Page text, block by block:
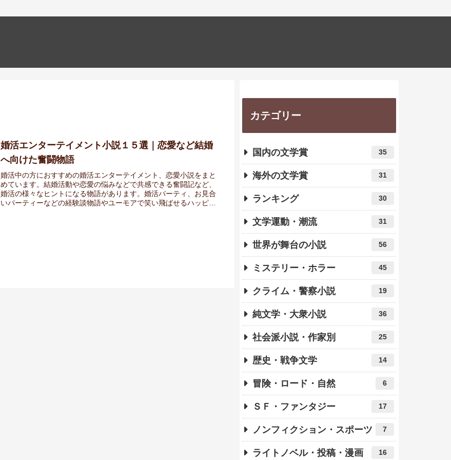
婚活エンターテイメント小説１５選｜恋愛など結婚
へ向けた奮闘物語
婚活中の方におすすめの婚活エンターテイメント、恋愛小説をまと
めています。結婚活動や恋愛の悩みなどで共感できる奮闘記など、
婚活の様々なヒントになる物語があります。婚活パーティ、お見合
いパーティーなどの経験談物語やユーモアで笑い飛ばせるハッピー
カテゴリー
国内の文学賞 35
海外の文学賞 31
ランキング 30
文学運動・潮流 31
世界が舞台の小説 56
ミステリー・ホラー 45
クライム・警察小説 19
純文学・大衆小説 36
社会派小説・作家別 25
歴史・戦争文学 14
冒険・ロード・自然 6
ＳＦ・ファンタジー 17
ノンフィクション・スポーツ 7
ライトノベル・投稿・漫画 16